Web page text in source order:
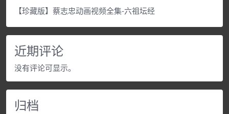
【珍藏版】蔡志忠动画视频全集-六祖坛经
近期评论
没有评论可显示。
归档